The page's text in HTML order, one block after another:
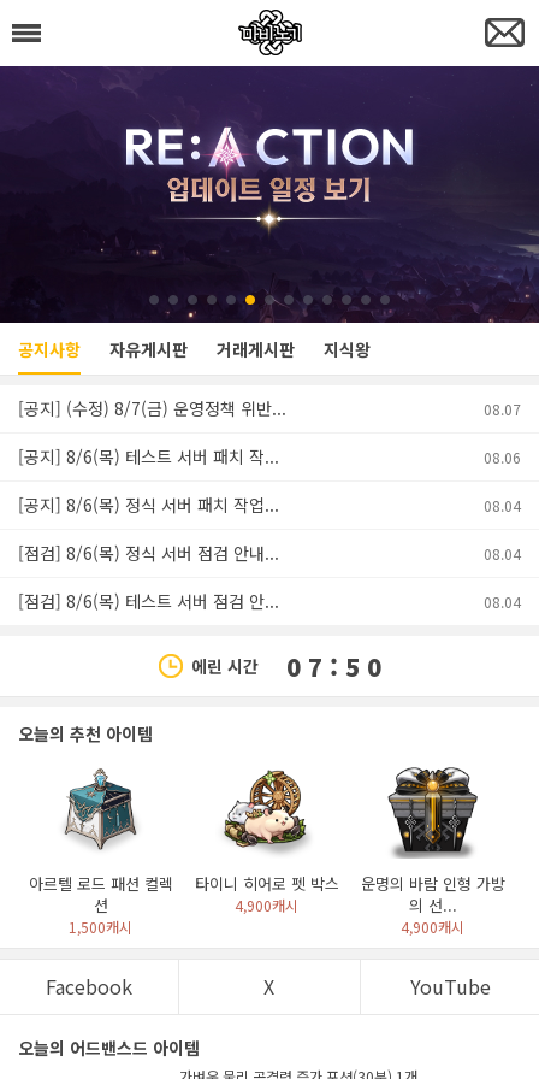
공지사항 자유게시판 거래게시판 지식왕
[공지] (수정) 8/7(금) 운영정책 위반... 08.07
[공지] 8/6(목) 테스트 서버 패치 작... 08.06
[공지] 8/6(목) 정식 서버 패치 작업... 08.04
[점검] 8/6(목) 정식 서버 점검 안내... 08.04
[점검] 8/6(목) 테스트 서버 점검 안... 08.04
에린 시간 0 7 : 5 0
오늘의 추천 아이템
아르텔 로드 패션 컬렉
션
1,500캐시
타이니 히어로 펫 박스
4,900캐시
운명의 바람 인형 가방
의 선...
4,900캐시
Facebook X YouTube
오늘의 어드밴스드 아이템